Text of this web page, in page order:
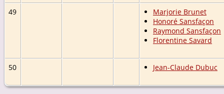
49
Marjorie Brunet
Honoré Sansfaçon
Raymond Sansfaçon
Florentine Savard
50 Jean-Claude Dubuc